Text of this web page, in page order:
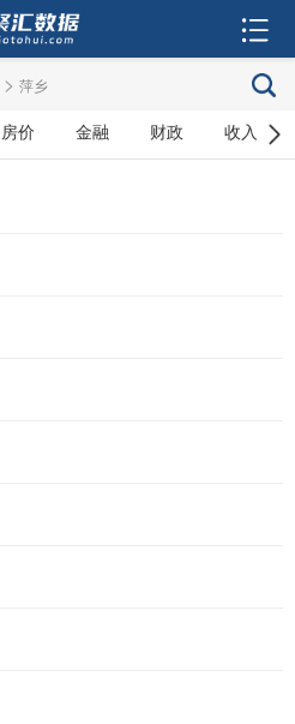
> 萍乡
房价 金融 财政 收入